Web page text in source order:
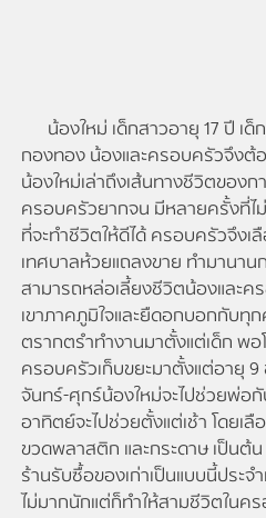
น้องใหม่ เด็กสาวอายุ 17 ปี เด็
กองทอง น้องและครอบครัวจึงต้
น้องใหม่เล่าถึงเส้นทางชีวิตของก
ครอบครัวยากจน มีหลายครั้งที่ไม่
ที่จะทำชีวิตให้ดีได้ ครอบครัวจึงเ
เทศบาลห้วยแถลงขาย ทำมานา
สามารถหล่อเลี้ยงชีวิตน้องและ
เขาภาคภูมิใจและยืดอกบอกกับทุ
ตรากตรำทำงานมาตั้งแต่เด็ก พอ
ครอบครัวเก็บขยะมาตั้งแต่อายุ 9
จันทร์-ศุกร์น้องใหม่จะไปช่วยพ่อกั
อาทิตย์จะไปช่วยตั้งแต่เช้า โดยเ
ขวดพลาสติก และกระดาษ เป็นต้
ร้านรับซื้อของเก่าเป็นแบบนี้ประจ
ไม่มากนักแต่ก็ทำให้สามชีวิตในค